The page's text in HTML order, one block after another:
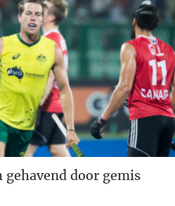
gehavend door gemis